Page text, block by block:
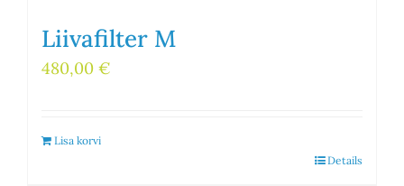
Liivafilter M
480,00 €
Lisa korvi
Details